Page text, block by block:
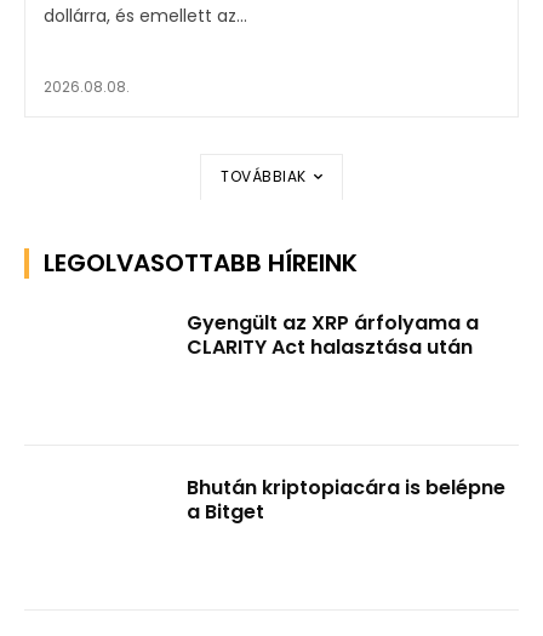
dollárra, és emellett az...
2026.08.08.
TOVÁBBIAK
LEGOLVASOTTABB HÍREINK
Gyengült az XRP árfolyama a
CLARITY Act halasztása után
Bhután kriptopiacára is belépne
a Bitget